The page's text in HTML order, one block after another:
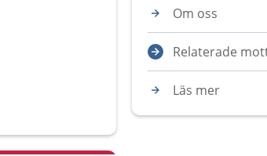
Om oss
Relaterade
Läs mer